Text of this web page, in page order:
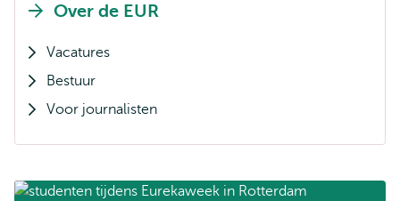
Over de EUR
Vacatures
Bestuur
Voor journalisten